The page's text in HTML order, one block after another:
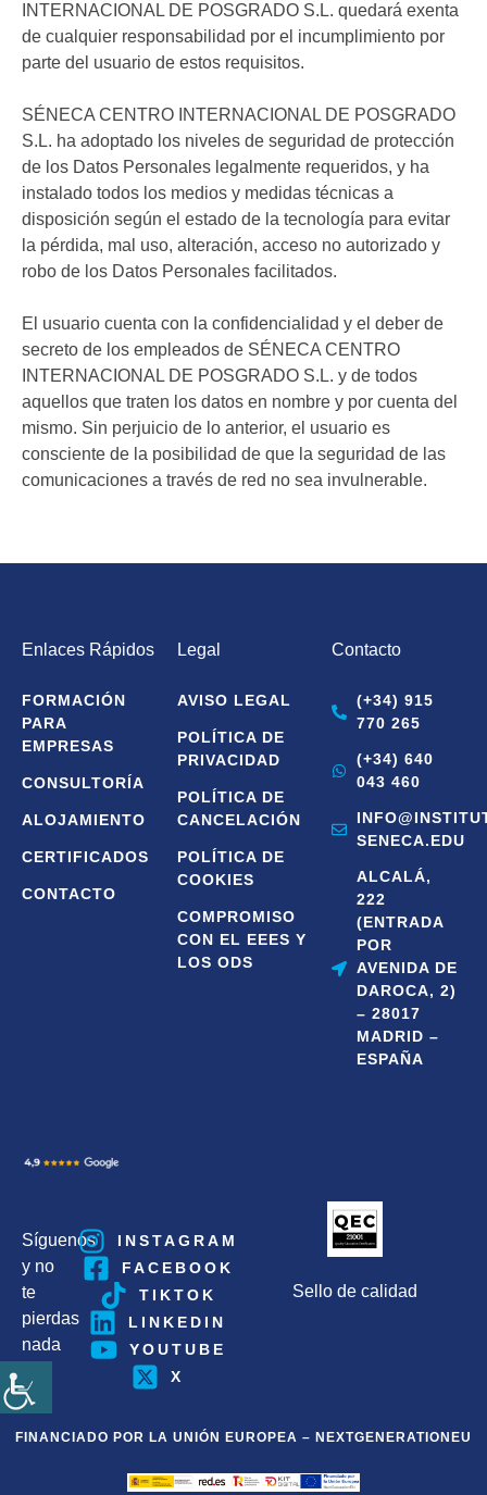
INTERNACIONAL DE POSGRADO S.L. quedará exenta
de cualquier responsabilidad por el incumplimiento por
parte del usuario de estos requisitos.
SÉNECA CENTRO INTERNACIONAL DE POSGRADO
S.L. ha adoptado los niveles de seguridad de protección
de los Datos Personales legalmente requeridos, y ha
instalado todos los medios y medidas técnicas a
disposición según el estado de la tecnología para evitar
la pérdida, mal uso, alteración, acceso no autorizado y
robo de los Datos Personales facilitados.
El usuario cuenta con la confidencialidad y el deber de
secreto de los empleados de SÉNECA CENTRO
INTERNACIONAL DE POSGRADO S.L. y de todos
aquellos que traten los datos en nombre y por cuenta del
mismo. Sin perjuicio de lo anterior, el usuario es
consciente de la posibilidad de que la seguridad de las
comunicaciones a través de red no sea invulnerable.
Enlaces Rápidos
FORMACIÓN
PARA
EMPRESAS
CONSULTORÍA
ALOJAMIENTO
CERTIFICADOS
CONTACTO
Legal
AVISO LEGAL
POLÍTICA DE
PRIVACIDAD
POLÍTICA DE
CANCELACIÓN
POLÍTICA DE
COOKIES
COMPROMISO
CON EL EEES Y
LOS ODS
Contacto
(+34) 915
770 265
(+34) 640
043 460
SENECA.EDU
ALCALÁ,
222
(ENTRADA
POR
AVENIDA DE
DAROCA, 2)
– 28017
MADRID –
ESPAÑA
Síguenos
y no
te
pierdas
nada
INSTAGRAM
FACEBOOK
TIKTOK
LINKEDIN
YOUTUBE
X
Sello de calidad
FINANCIADO POR LA UNIÓN EUROPEA – NEXTGENERATIONEU